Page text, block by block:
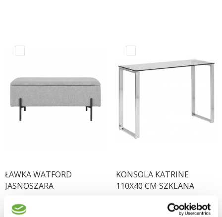
ŁAWKA WATFORD
JASNOSZARA
467,64 zł
KONSOLA KATRINE
110X40 CM SZKLANA
-19%